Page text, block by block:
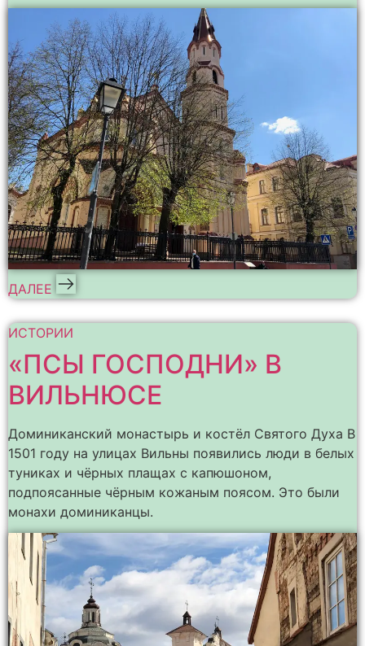
ДАЛЕЕ
ИСТОРИИ
«ПСЫ ГОСПОДНИ» В
ВИЛЬНЮСЕ
Доминиканский монастырь и костёл Святого Духа В
1501 году на улицах Вильны появились люди в белых
туниках и чёрных плащах с капюшоном,
подпоясанные чёрным кожаным поясом. Это были
монахи доминиканцы.